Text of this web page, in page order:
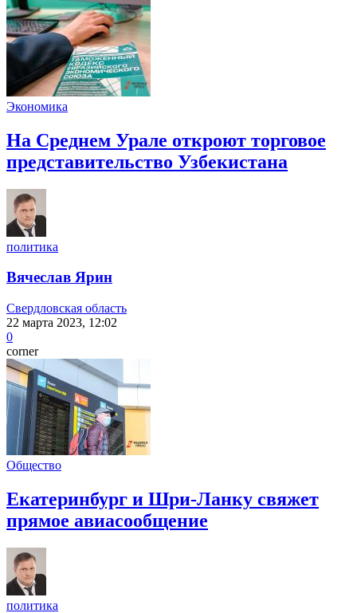
Экономика
На Среднем Урале откроют торговое
представительство Узбекистана
политика
Вячеслав Ярин
Свердловская область
22 марта 2023, 12:02
0
corner
Общество
Екатеринбург и Шри-Ланку свяжет
прямое авиасообщение
политика